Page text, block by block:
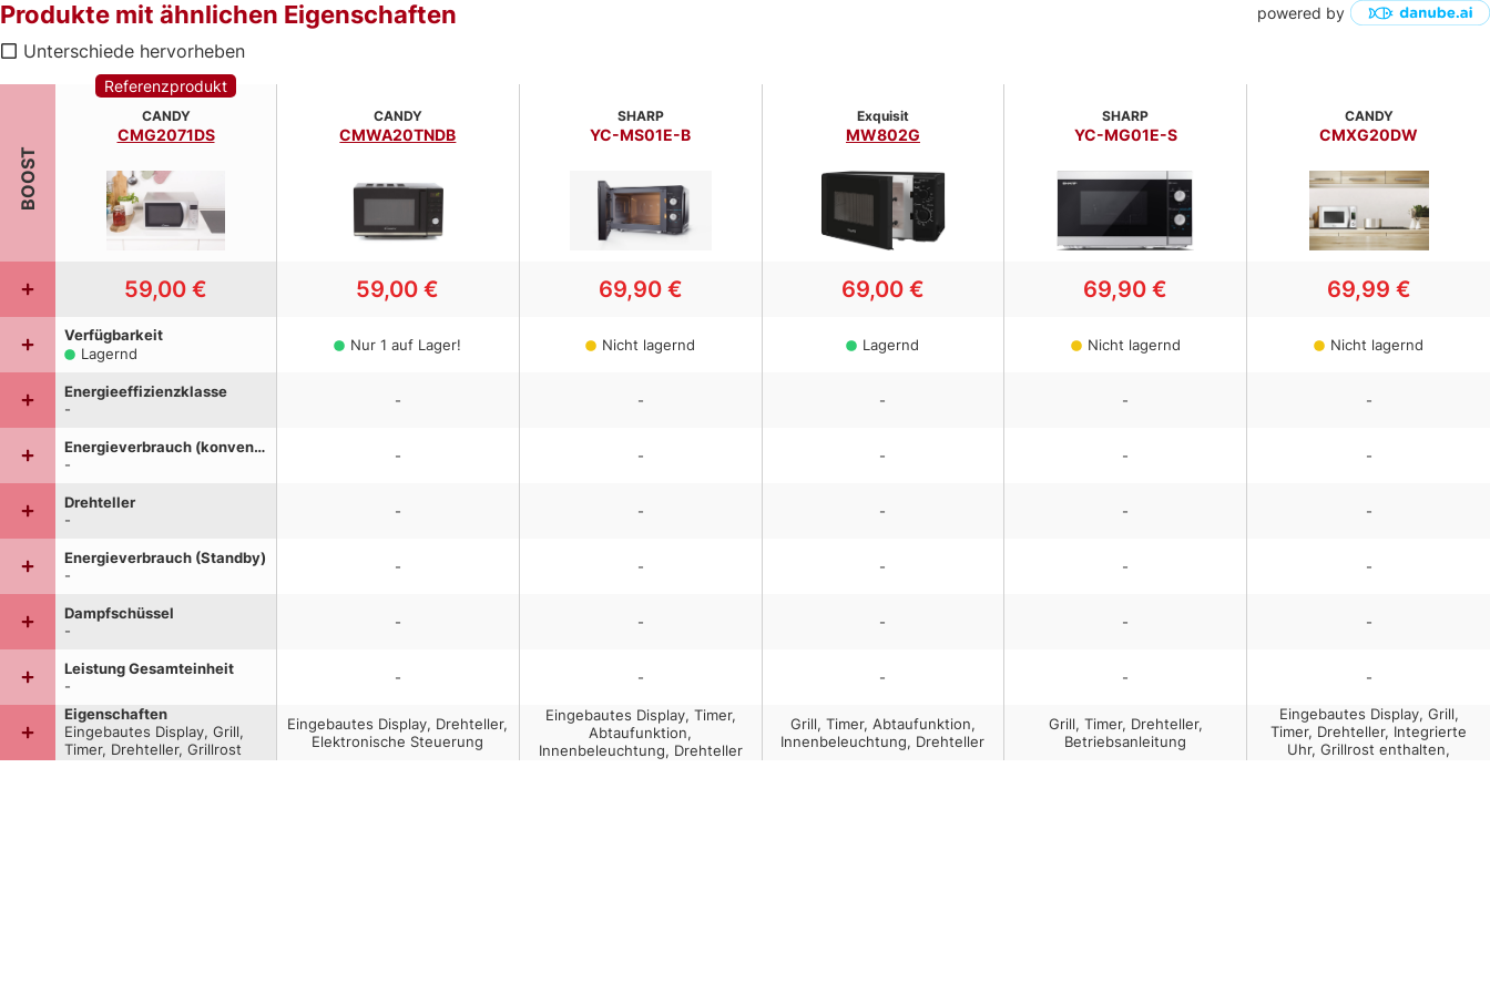
Produkte mit ähnlichen Eigenschaften powered by
Unterschiede hervorheben
BOOST
Referenzprodukt
CANDY
CMG2071DS
59,00 €
Verfügbarkeit
Lagernd
Energieeffizienzklasse
-
Energieverbrauch (konventionell)
-
Drehteller
-
Energieverbrauch (Standby)
-
Dampfschüssel
-
Leistung Gesamteinheit
-
Eigenschaften
Eingebautes Display, Grill,
Timer, Drehteller, Grillrost
CANDY
CMWA20TNDB
59,00 €
Nur 1 auf Lager!
-
-
-
-
-
-
Eingebautes Display, Drehteller,
Elektronische Steuerung
SHARP
YC-MS01E-B
69,90 €
Nicht lagernd
-
-
-
-
-
-
Eingebautes Display, Timer,
Abtaufunktion,
Innenbeleuchtung, Drehteller
Exquisit
MW802G
69,00 €
Lagernd
-
-
-
-
-
-
Grill, Timer, Abtaufunktion,
Innenbeleuchtung, Drehteller
SHARP
YC-MG01E-S
69,90 €
Nicht lagernd
-
-
-
-
-
-
Grill, Timer, Drehteller,
Betriebsanleitung
CANDY
CMXG20DW
69,99 €
Nicht lagernd
-
-
-
-
-
-
Eingebautes Display, Grill,
Timer, Drehteller, Integrierte
Uhr, Grillrost enthalten,